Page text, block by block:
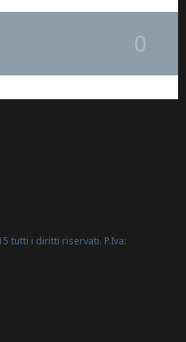
0
tutti i diritti riservati. P.Iva: